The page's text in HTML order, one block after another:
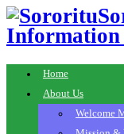
Information
Home
About Us
Welcome